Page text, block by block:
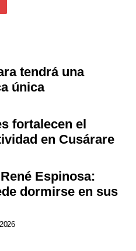
tendrá una
única
fortalecen el
en Cusárare
Espinosa:
dormirse en sus